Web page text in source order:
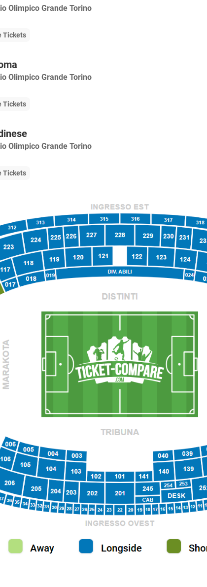
Olimpico Grande Torino
Tickets
Olimpico Grande Torino
Tickets
Olimpico Grande Torino
Tickets